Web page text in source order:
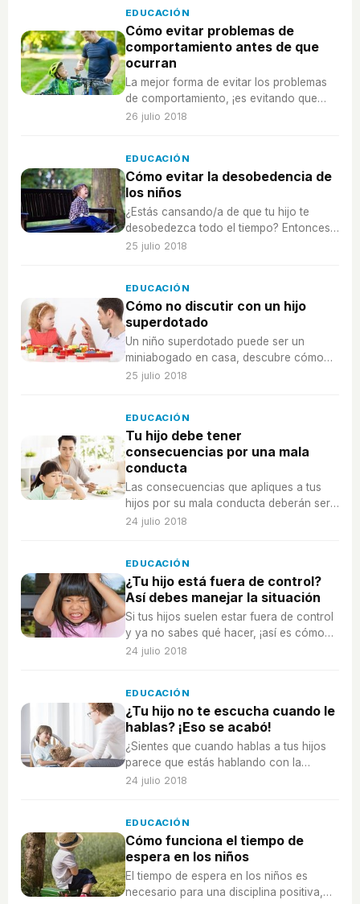
EDUCACIÓN
Cómo evitar problemas de
comportamiento antes de que
ocurran
La mejor forma de evitar los problemas
de comportamiento, ¡es evitando que
ocurran! Pero, ¿cómo se consigue esto?
26 julio 2018
EDUCACIÓN
Cómo evitar la desobedencia de
los niños
¿Estás cansando/a de que tu hijo te
desobedezca todo el tiempo? Entonces
no te pierdas estos consejos.
25 julio 2018
EDUCACIÓN
Cómo no discutir con un hijo
superdotado
Un niño superdotado puede ser un
miniabogado en casa, descubre cómo
evitar las discusiones innecesarias con
25 julio 2018
EDUCACIÓN
Tu hijo debe tener
consecuencias por una mala
conducta
Las consecuencias que apliques a tus
hijos por su mala conducta deberán ser
correctas y sobre todo, consistentes.
24 julio 2018
EDUCACIÓN
¿Tu hijo está fuera de control?
Así debes manejar la situación
Si tus hijos suelen estar fuera de control
y ya no sabes qué hacer, ¡así es cómo
debes manejar la situación!
24 julio 2018
EDUCACIÓN
¿Tu hijo no te escucha cuando le
hablas? ¡Eso se acabó!
¿Sientes que cuando hablas a tus hijos
parece que estás hablando con la
pared? Acaba con ese mal hábito ya.
24 julio 2018
EDUCACIÓN
Cómo funciona el tiempo de
espera en los niños
El tiempo de espera en los niños es
necesario para una disciplina positiva,